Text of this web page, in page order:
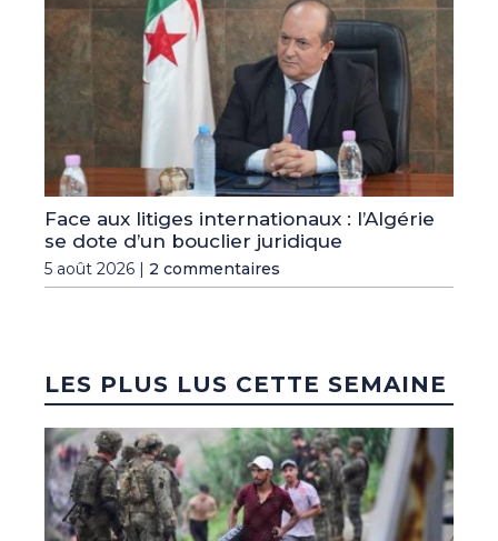
Face aux litiges internationaux : l’Algérie
se dote d’un bouclier juridique
5 août 2026 | 2 commentaires
LES PLUS LUS CETTE SEMAINE